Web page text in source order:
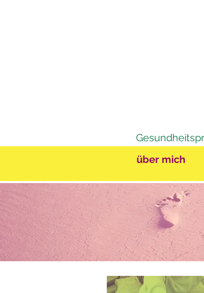
über mich